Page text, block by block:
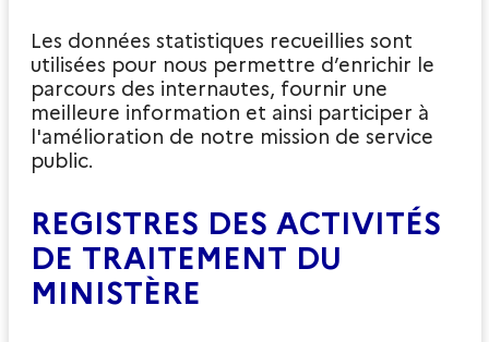
Les données statistiques recueillies sont
utilisées pour nous permettre d’enrichir le
parcours des internautes, fournir une
meilleure information et ainsi participer à
l'amélioration de notre mission de service
public.
REGISTRES DES ACTIVITÉS
DE TRAITEMENT DU
MINISTÈRE